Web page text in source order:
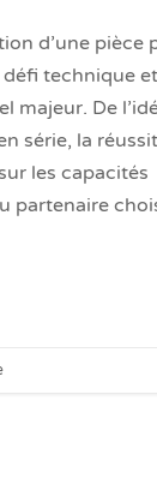
d’une pièce
technique et
majeur. De
série, la
les capacités
partenaire